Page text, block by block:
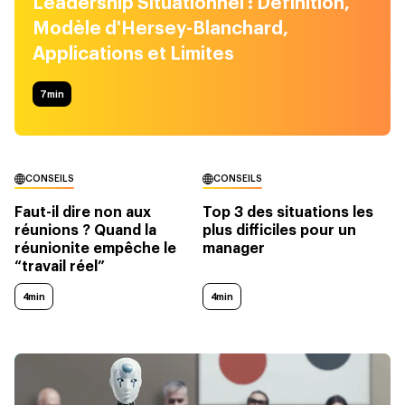
Leadership Situationnel : Définition,
Modèle d'Hersey-Blanchard,
Applications et Limites
7min
CONSEILS
Faut-il dire non aux
réunions ? Quand la
réunionite empêche le
“travail réel”
4min
CONSEILS
Top 3 des situations les
plus difficiles pour un
manager
4min